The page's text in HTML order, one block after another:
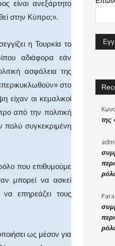
είναι ανεξάρτητο
στην Κύπρο;».
η Τουρκία το
αδιάφορα εάν
ασφάλεια της
στο
είχαν οι κεμαλικοί
από την πολιτική
πολύ συγκεκριμένη
που επιθυμούμε
μπορεί να ασκεί
επηρεάζει τους
ως μέσον για
της
Para